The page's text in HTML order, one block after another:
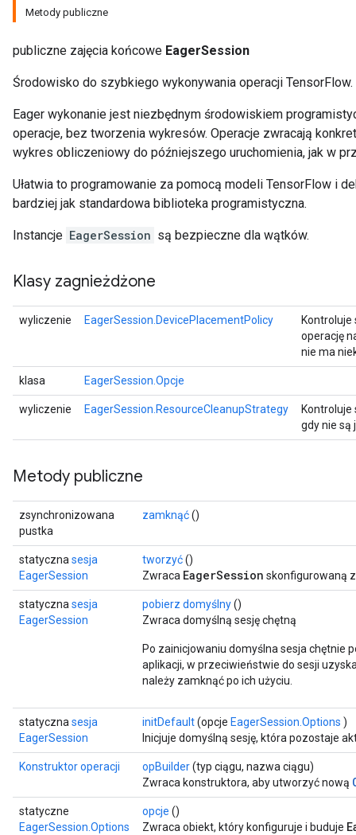
Metody publiczne
publiczne zajęcia końcowe EagerSession
Środowisko do szybkiego wykonywania operacji TensorFlow.
Eager wykonanie jest niezbędnym środowiskiem
operacje, bez tworzenia wykresów. Operacje zwracają
wykres obliczeniowy do późniejszego uruchomienia, jak w
Ułatwia to programowanie za pomocą modeli TensorFlow i
bardziej jak standardowa biblioteka programistyczna.
Instancje EagerSession są bezpieczne dla wątków.
Klasy zagnieżdżone
wyliczenie EagerSession.DevicePlacementPolicy
Kontroluje
operację
nie ma
klasa EagerSession.Opcje
wyliczenie EagerSession.ResourceCleanupStrategy
Kontroluje
gdy nie są
Metody publiczne
zsynchronizowana
pustka
zamknąć()
statyczna sesja
EagerSession
tworzyć()
Zwraca EagerSession skonfigurowaną
statyczna sesja
EagerSession
pobierz domyślny()
Zwraca domyślną sesję chętną
Po zainicjowaniu domyślna sesja chętnie
aplikacji, w przeciwieństwie do sesji
należy zamknąć po ich użyciu.
statyczna sesja
EagerSession
initDefault(opcje EagerSession.Options )
Inicjuje domyślną sesję, która pozostaje
Konstruktor operacji opBuilder(typ ciągu, nazwa ciągu)
Zwraca konstruktora, aby utworzyć nową
statyczne
EagerSession.Options
opcje ()
Zwraca obiekt, który konfiguruje i buduje